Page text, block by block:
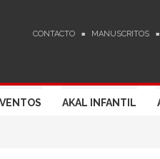
CONTACTO MANUSCRITOS
AKAL INFANTIL